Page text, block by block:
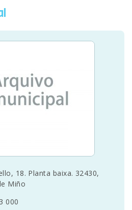
18. Planta baixa. 32430,
Miño
000